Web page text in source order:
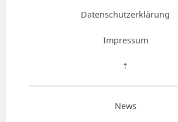
Datenschutzerklärung
Impressum
⇡
News